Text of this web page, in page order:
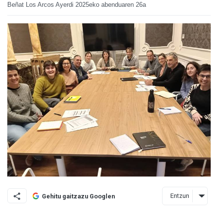
Beñat Los Arcos Ayerdi 2025eko abenduaren 26a
Gehitu gaitzazu Googlen Entzun